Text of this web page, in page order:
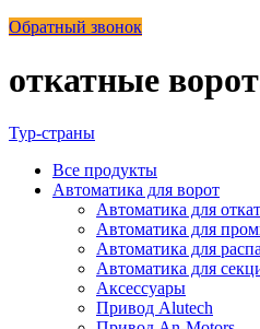
Обратный звонок
откатные
Тур-страны
Все продукты
Автоматика для ворот
Автоматика для
Автоматика для
Автоматика для
Автоматика для
Аксессуары
Привод Alutech